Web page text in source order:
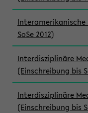
Interamerikanische
SoSe 2012)
Interdisziplinäre
(Einschreibung bis
Interdisziplinäre
(Einschreibung bis